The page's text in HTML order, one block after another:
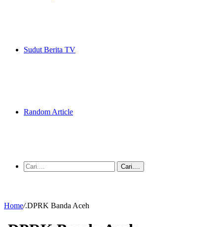
Sudut Berita TV
Random Article
Cari....
Home/.DPRK Banda Aceh